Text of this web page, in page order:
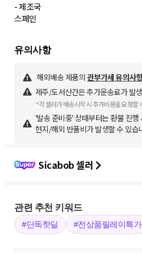
- 제조국
스페인
유의사항
해외배송 제품의 관부가세 유의사
제주/도서산간은 추가운송료가 발
*각 셀러가 배송시작 시 추가비용을 요청할
'발송 준비중' 상태부터는 환불 진행
현지/해외 반품비가 발생할 수 있습
Sicabob 셀러
관련 추천 키워드
#단독핫딜 #전상품릴레이특가